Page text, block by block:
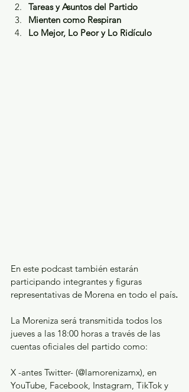
Tareas y Asuntos del Partido
Mienten como Respiran
Lo Mejor, Lo Peor y Lo Ridículo
En este podcast también estarán
participando integrantes y figuras
representativas de Morena en todo el país.
La Moreniza será transmitida todos los
jueves a las 18:00 horas a través de las
cuentas oficiales del partido como:
X -antes Twitter- (@lamorenizamx), en
YouTube, Facebook, Instagram, TikTok y